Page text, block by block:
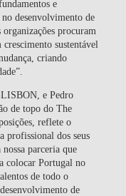
e
desenvolvimento de
organizações procuram
crescimento sustentável
criando
, e Pedro
de topo do The
reflete o
profissional dos seus
parceria que
colocar Portugal no
de todo o
de